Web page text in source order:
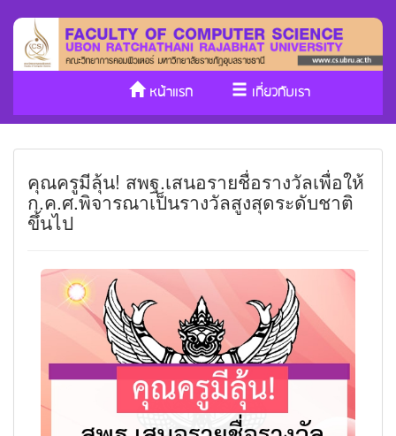
หน้าแรก
เกี่ยวกับเรา
ประกันคุณภาพ
วารสาร Cs
คุณครูมีลุ้น! สพฐ.เสนอรายชื่อรางวัลเพื่อให้
ก.ค.ศ.พิจารณาเป็นรางวัลสูงสุดระดับชาติ
ขึ้นไป